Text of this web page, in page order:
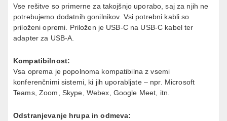
Vse rešitve so primerne za takojšnjo uporabo, saj za njih ne
potrebujemo dodatnih gonilnikov. Vsi potrebni kabli so
priloženi opremi. Priložen je USB-C na USB-C kabel ter
adapter za USB-A.
Kompatibilnost:
Vsa oprema je popolnoma kompatibilna z vsemi
konferenčnimi sistemi, ki jih uporabljate – npr. Microsoft
Teams, Zoom, Skype, Webex, Google Meet, itn.
Odstranjevanje hrupa in odmeva: